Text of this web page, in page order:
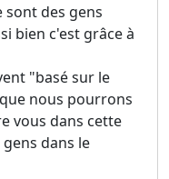
sont des gens
bien c'est grâce à
"basé sur le
nous pourrons
vous dans cette
dans le